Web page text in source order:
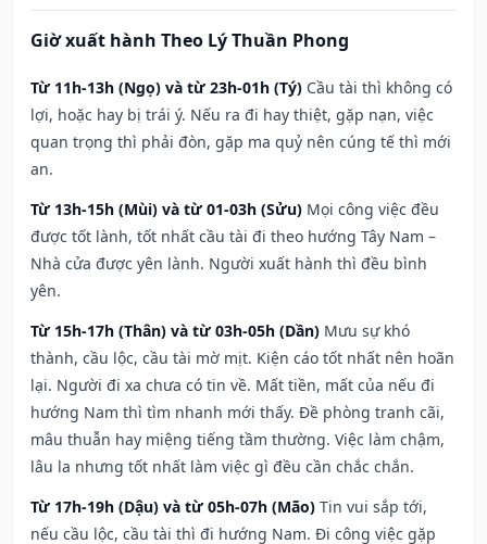
Giờ xuất hành Theo Lý Thuần Phong
Từ 11h-13h (Ngọ) và từ 23h-01h (Tý) Cầu tài thì không có
lợi, hoặc hay bị trái ý. Nếu ra đi hay thiệt, gặp nạn, việc
quan trọng thì phải đòn, gặp ma quỷ nên cúng tế thì mới
an.
Từ 13h-15h (Mùi) và từ 01-03h (Sửu) Mọi công việc đều
được tốt lành, tốt nhất cầu tài đi theo hướng Tây Nam –
Nhà cửa được yên lành. Người xuất hành thì đều bình
yên.
Từ 15h-17h (Thân) và từ 03h-05h (Dần) Mưu sự khó
thành, cầu lộc, cầu tài mờ mịt. Kiện cáo tốt nhất nên hoãn
lại. Người đi xa chưa có tin về. Mất tiền, mất của nếu đi
hướng Nam thì tìm nhanh mới thấy. Đề phòng tranh cãi,
mâu thuẫn hay miệng tiếng tầm thường. Việc làm chậm,
lâu la nhưng tốt nhất làm việc gì đều cần chắc chắn.
Từ 17h-19h (Dậu) và từ 05h-07h (Mão) Tin vui sắp tới,
nếu cầu lộc, cầu tài thì đi hướng Nam. Đi công việc gặp